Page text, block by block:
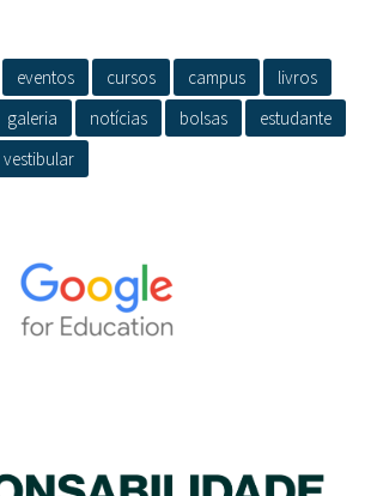
eventos cursos campus
livros
galeria notícias bolsas
estudante
vestibular